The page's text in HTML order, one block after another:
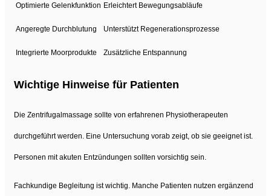
Optimierte Gelenkfunktion Erleichtert Bewegungsabläufe
Angeregte Durchblutung Unterstützt Regenerationsprozesse
Integrierte Moorprodukte Zusätzliche Entspannung
Wichtige Hinweise für Patienten
Die Zentrifugalmassage sollte von erfahrenen Physiotherapeuten
durchgeführt werden. Eine Untersuchung vorab zeigt, ob sie geeignet ist.
Personen mit akuten Entzündungen sollten vorsichtig sein.
Fachkundige Begleitung ist wichtig. Manche Patienten nutzen ergänzend